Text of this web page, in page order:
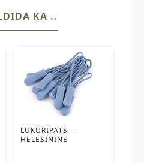
KA ..
LUKURIPATS –
HELESININE